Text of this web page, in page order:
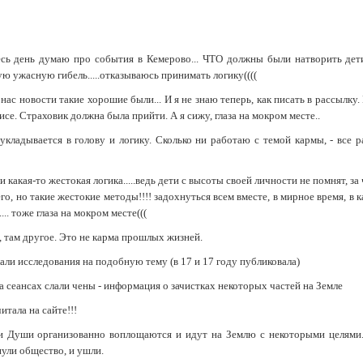
день думаю про события в Кемерово... ЧТО должны были натворить
ужасную гибель.....отказываюсь принимать логику((((
новости такие хорошие были... И я не знаю теперь, как писать в
Страховик должна была прийти. А я сижу, глаза на мокром месте..
в голову и логику. Сколько ни работаю с темой кармы, - все
какая-то жестокая логика.....ведь дети с высоты своей личности не помнят,
но такие жестокие методы!!!! задохнуться всем вместе, в мирное время, в
тоже глаза на мокром месте(((
там другое. Это не карма прошлых жизней.
исследования на подобную тему (в 17 и 17 году публиковала)
сеансах слали чены - информация о зачистках некоторых частей на Земле
на сайте!!!
Души организованно воплощаются и идут на Землю с некоторыми
общество, и ушли.